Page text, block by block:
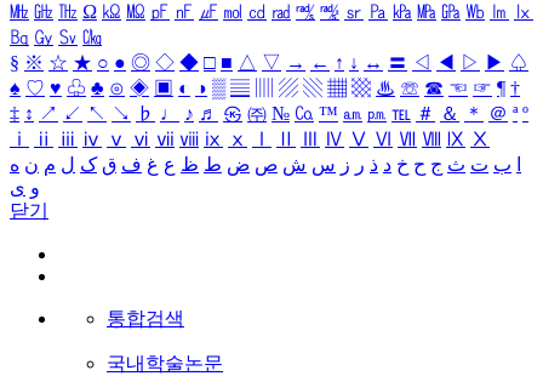
㎒ ㎓ ㎔ Ω ㏀ ㏁ ㎊ ㎋ ㎌ ㏖ ㏅ ㎭ ㎮ ㎯ ㏛ ㎩ ㎪ ㎫ ㎬ ㏝ ㏐
㏓
㏃ ㏉ ㏜ ㏆
§ ※ ☆ ★ ○ ● ◎ ◇ ◆ □ ■ △ ▽ → ← ↑ ↓ ↔ 〓 ◁ ◀ ▷ ▶ ♤
♠ ♡ ♥ ♧ ♣ ⊙ ◈ ▣ ◐ ◑ ▒ ▤ ▨ ▧ ▦ ▩ ♨ ☏ ☎ ☜ ☞ ¶ †
‡ ↕ ↗ ↙ ↖ ↘ ♭ ♩ ♪ ♬ ㉿ ㈜ № ㏇ ™ ㏂ ㏘ ℡ ＃ ＆ ＊ ＠ ª º
ⅰ
ⅱ ⅲ ⅳ ⅴ ⅵ ⅶ ⅷ ⅸ ⅹ Ⅳ Ⅴ Ⅵ Ⅶ Ⅷ Ⅸ Ⅹ
ب ت ث ج ح خ د ذ ر ز س ش ص ض ط ظ ع غ ف ق ک ل م ن ه
و ی
닫기
통합검색
국내학술논문